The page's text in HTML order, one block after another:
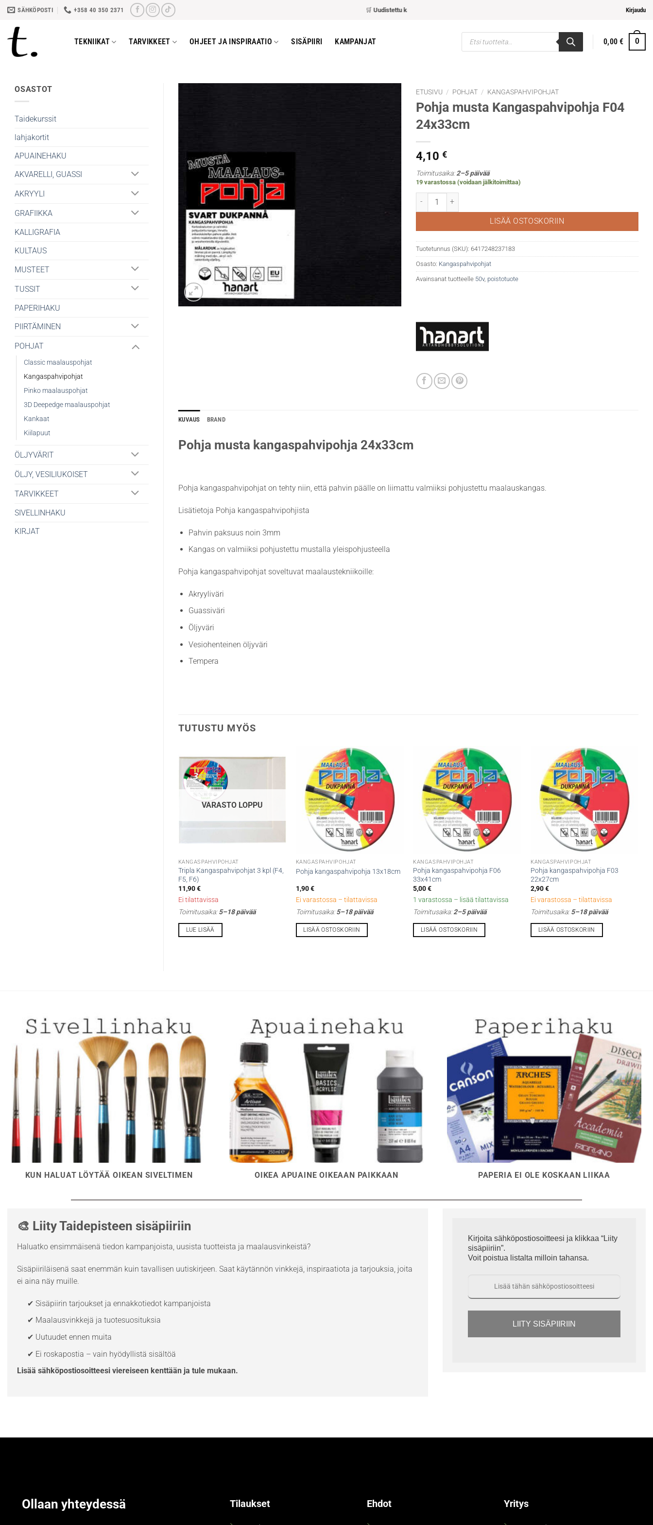
Skip
content
SÄHKÖPOSTI +358 40 350 2371 Uudistettu kassa– nopeampi ja helpompi maksaminen Kirjaudu
TEKNIIKAT TARVIKKEET OHJEET JA INSPIRAATIO SISÄPIIRI KAMPANJAT
Products
search
0,00€ 0
OSASTOT
Taidekurssit
lahjakortit
APUAINEHAKU
AKVARELLI, GUASSI
AKRYYLI
GRAFIIKKA
KALLIGRAFIA
KULTAUS
MUSTEET
TUSSIT
PAPERIHAKU
PIIRTÄMINEN
POHJAT
Classic maalauspohjat
Kangaspahvipohjat
Pinko maalauspohjat
3D Deepedge maalauspohjat
Kankaat
Kiilapuut
ÖLJYVÄRIT
ÖLJY, VESILIUKOISET
TARVIKKEET
SIVELLINHAKU
KIRJAT
ETUSIVU / POHJAT / KANGASPAHVIPOHJAT
Pohja musta Kangaspahvipohja F04
24x33cm
4,10 €
Toimitusaika:2–5 päivää
19 varastossa (voidaan jälkitoimittaa)
Pohja musta Kangaspahvipohja F04 24x33cm määrä
LISÄÄ OSTOSKORIIN
Tuotetunnus (SKU): 6417248237183
Osasto: Kangaspahvipohjat
Avainsanat tuotteelle 50v, poistotuote
KUVAUS BRAND
Pohja musta kangaspahvipohja 24x33cm
Pohja kangaspahvipohjat on tehty niin, että pahvin päälle on liimattu valmiiksi pohjustettu maalauskangas.
Lisätietoja Pohja kangaspahvipohjista
Pahvin paksuus noin 3mm
Kangas on valmiiksi pohjustettu mustalla yleispohjusteella
Pohja kangaspahvipohjat soveltuvat maalaustekniikoille:
Akryyliväri
Guassiväri
Öljyväri
Vesiohenteinen öljyväri
Tempera
TUTUSTU MYÖS
VARASTO LOPPU
KANGASPAHVIPOHJAT
Tripla Kangaspahvipohjat 3 kpl (F4,
F5, F6)
11,90€
Ei tilattavissa
Toimitusaika:5–18 päivää
LUE LISÄÄ
KANGASPAHVIPOHJAT
Pohja kangaspahvipohja 13x18cm
1,90€
Ei varastossa – tilattavissa
Toimitusaika:5–18 päivää
LISÄÄ OSTOSKORIIN
KANGASPAHVIPOHJAT
Pohja kangaspahvipohja F06
33x41cm
5,00€
1 varastossa – lisää tilattavissa
Toimitusaika:2–5 päivää
LISÄÄ OSTOSKORIIN
KANGASPAHVIPOHJAT
Pohja kangaspahvipohja F03
22x27cm
2,90€
Ei varastossa – tilattavissa
Toimitusaika:5–18 päivää
LISÄÄ OSTOSKORIIN
KUN HALUAT LÖYTÄÄ OIKEAN SIVELTIMEN OIKEA APUAINE OIKEAAN PAIKKAAN PAPERIA EI OLE KOSKAAN LIIKAA
🎨 Liity Taidepisteen sisäpiiriin
Haluatko ensimmäisenä tiedon kampanjoista, uusista tuotteista ja maalausvinkeistä?
Sisäpiiriläisenä saat enemmän kuin tavallisen uutiskirjeen. Saat käytännön vinkkejä, inspiraatiota ja tarjouksia, joita
ei aina näy muille.
✔ Sisäpiirin tarjoukset ja ennakkotiedot kampanjoista
✔ Maalausvinkkejä ja tuotesuosituksia
✔ Uutuudet ennen muita
✔ Ei roskapostia – vain hyödyllistä sisältöä
Lisää sähköpostiosoitteesi viereiseen kenttään ja tule mukaan.
Kirjoita sähköpostiosoitteesi ja klikkaa “Liity
sisäpiiriin”.
Voit poistua listalta milloin tahansa.
LIITY SISÄPIIRIIN
Ollaan yhteydessä Tilaukset Ehdot Yritys